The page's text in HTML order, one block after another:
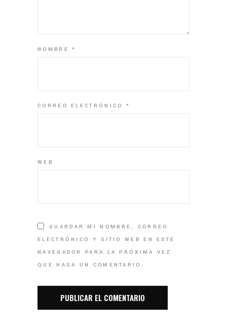
NOMBRE*
CORREO ELECTRÓNICO *
WEB
GUARDAR MI NOMBRE, CORREO
ELECTRÓNICO Y SITIO WEB EN ESTE
NAVEGADOR PARA LA PRÓXIMA VEZ
QUE HAGA UN COMENTARIO.